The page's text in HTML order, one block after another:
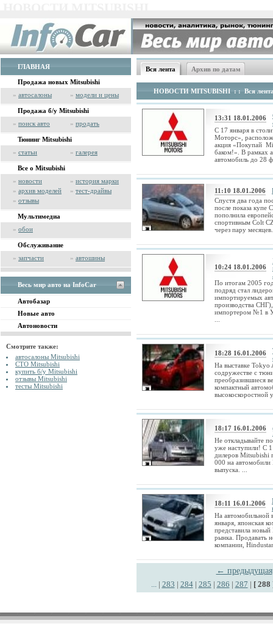
ГЛАВНАЯ
Продажа новых Mitsubishi
» автосалоны » модели и цены
Продажа б/у Mitsubishi
» поиск авто » продать
Тюнинг Mitsubishi
» статьи » галерея
Все о Mitsubishi
» новости » история марки
» архив моделей » тест-драйвы
» отзывы
Мультимедиа
» обои
Обслуживание
» запчасти » автошины
Весь мир авто на InfoCar
Автобазар
Новые авто
Автоновости
Смотрите также:
автосалоны Mitsubishi
СТО Mitsubishi
купить б/у Mitsubishi
отзывы Mitsubishi
тесты Mitsubishi
Вся лента Архив по датам
НОВОСТИ MITSUBISHI : : Вся
13:31 18.01.2006
С 17 января в
Моторс»,
акция «Покупай
баком!». В рамках
автомобиль до 28
11:10 18.01.2006
Спустя два года
после показа купе
пополнила
спортивным Colt
через пару
10:24 18.01.2006
По итогам 2005
подряд стал
импортируемых
производства
импортером №1 в
18:28 16.01.2006
На выставке Tokyo
содружестве с
преобразившиеся
компактный
высокоскоростной
18:17 16.01.2006
Не откладывайте
уже наступили! С 1
дилеров Mitsubishi
000 на
выпуска. ...
18:11 16.01.2006
На автомобильной
января, японская
представила
рынка. Продавать
компании,
← предыдущая
... | 283 | 284| 285 | 286 | 287 | [ 288